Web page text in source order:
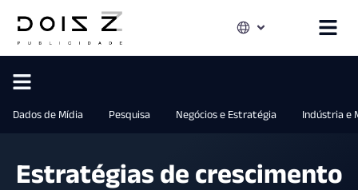
Dados de Mídia Pesquisa Negócios e Estratégia Indústria e
Estratégias de crescimento